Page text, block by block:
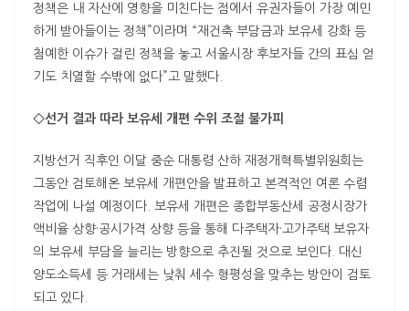
정책은 내 자산에 영향을 미친다는 점에서 유권자들이 가장 예민
하게 받아들이는 정책”이라며 “재건축 부담금과 보유세 강화 등
첨예한 이슈가 걸린 정책을 놓고 서울시장 후보자들 간의 표심 얻
기도 치열할 수밖에 없다”고 말했다.
◇선거 결과 따라 보유세 개편 수위 조절 불가피
지방선거 직후인 이달 중순 대통령 산하 재정개혁특별위원회는
그동안 검토해온 보유세 개편안을 발표하고 본격적인 여론 수렴
작업에 나설 예정이다. 보유세 개편은 종합부동산세 공정시장가
액비율 상향·공시가격 상향 등을 통해 다주택자·고가주택 보유자
의 보유세 부담을 늘리는 방향으로 추진될 것으로 보인다. 대신
양도소득세 등 거래세는 낮춰 세수 형평성을 맞추는 방안이 검토
되고 있다.